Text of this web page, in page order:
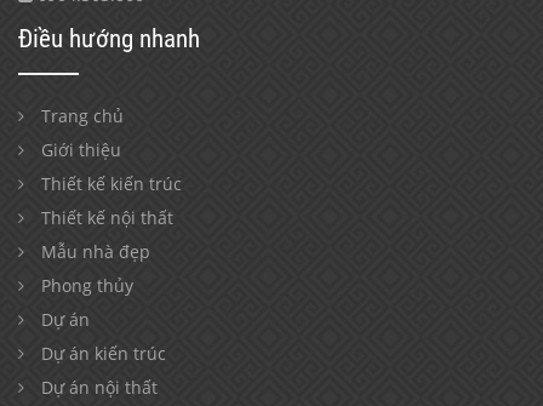
Điều hướng nhanh
Trang chủ
Giới thiệu
Thiết kế kiến trúc
Thiết kế nội thất
Mẫu nhà đẹp
Phong thủy
Dự án
Dự án kiến trúc
Dự án nội thất